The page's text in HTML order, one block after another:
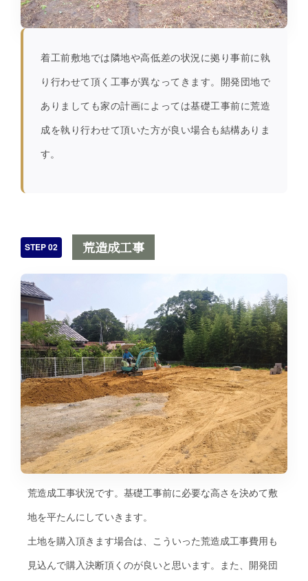
着工前敷地では隣地や高低差の状況に拠り事前に執
り行わせて頂く工事が異なってきます。開発団地で
ありましても家の計画によっては基礎工事前に荒造
成を執り行わせて頂いた方が良い場合も結構ありま
す。
STEP 02 荒造成工事
荒造成工事状況です。基礎工事前に必要な高さを決めて敷
地を平たんにしていきます。
土地を購入頂きます場合は、こういった荒造成工事費用も
見込んで購入決断頂くのが良いと思います。また、開発団